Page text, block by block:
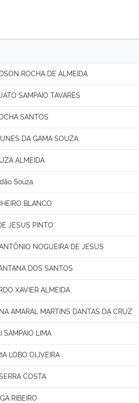
ROCHA DE ALMEIDA
SAMPAIO TAVARES
SANTOS
DA GAMA SOUZA
ALMEIDA
Souza
BLANCO
JESUS PINTO
NOGUEIRA DE JESUS
DOS SANTOS
XAVIER ALMEIDA
AMARAL MARTINS DANTAS DA CRUZ
SAMPAIO LIMA
LOBO OLIVEIRA
COSTA
RIBEIRO